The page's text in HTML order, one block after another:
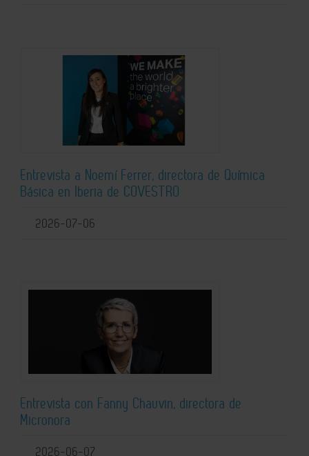
Entrevista a Noemí Ferrer, directora de Química
Básica en Iberia de COVESTRO
2026-07-06
Entrevista con Fanny Chauvin, directora de
Micronora
2026-06-07